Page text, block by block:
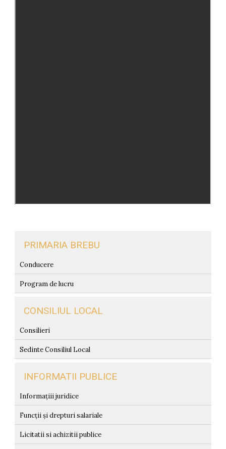
PRIMARIA BREBU
Conducere
Program de lucru
CONSILIUL LOCAL
Consilieri
Sedinte Consiliul Local
INFORMATII PUBLICE
Informațiii juridice
Funcții și drepturi salariale
Licitatii si achizitii publice